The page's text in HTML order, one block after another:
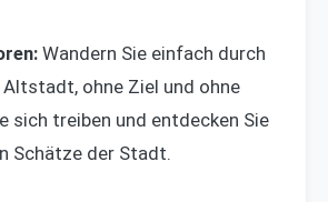
Wandern Sie einfach durch
Altstadt, ohne Ziel und ohne
sich treiben und entdecken Sie
Schätze der Stadt.